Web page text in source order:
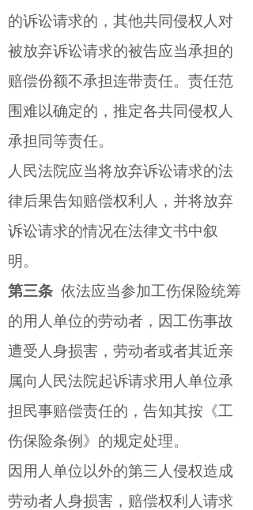
的诉讼请求的，其他共同侵权人对
被放弃诉讼请求的被告应当承担的
赔偿份额不承担连带责任。责任范
围难以确定的，推定各共同侵权人
承担同等责任。
人民法院应当将放弃诉讼请求的法
律后果告知赔偿权利人，并将放弃
诉讼请求的情况在法律文书中叙
明。
第三条 依法应当参加工伤保险统筹
的用人单位的劳动者，因工伤事故
遭受人身损害，劳动者或者其近亲
属向人民法院起诉请求用人单位承
担民事赔偿责任的，告知其按《工
伤保险条例》的规定处理。
因用人单位以外的第三人侵权造成
劳动者人身损害，赔偿权利人请求